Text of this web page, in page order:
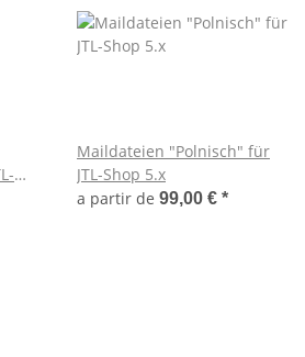
Maildateien "Polnisch" für
JTL-Shop 5.x
a partir de 99,00 € *